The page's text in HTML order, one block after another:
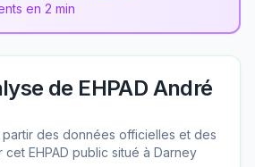
en 2 min
de EHPAD André
des données officielles et des
EHPAD public situé à Darney